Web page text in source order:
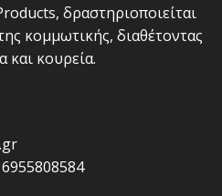
δραστηριοποιείται
κομμωτικής, διαθέτοντας
και κουρεία.
6955808584